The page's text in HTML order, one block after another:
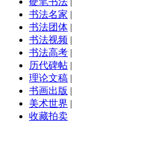
书法名家 |
书法团体 |
书法视频 |
书法高考 |
历代碑帖 |
理论文稿 |
书画出版 |
美术世界 |
收藏拍卖